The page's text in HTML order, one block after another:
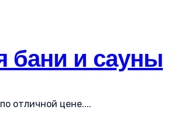
бани и сауны
отличной цене....